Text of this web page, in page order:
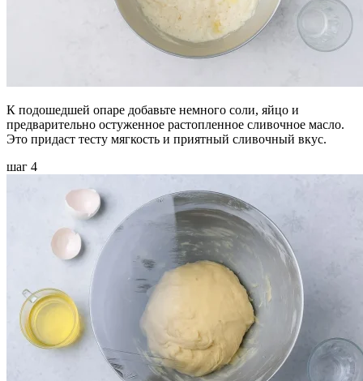
К подошедшей опаре добавьте немного соли, яйцо и
предварительно остуженное растопленное сливочное масло.
Это придаст тесту мягкость и приятный сливочный вкус.
шаг 4